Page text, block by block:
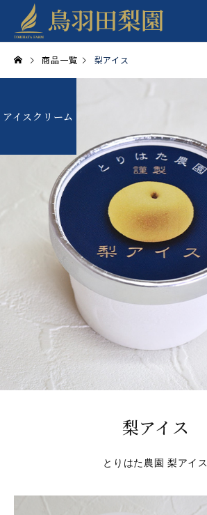
商品一覧 梨アイス
アイスクリーム
梨アイス
とりはた農園 梨アイス